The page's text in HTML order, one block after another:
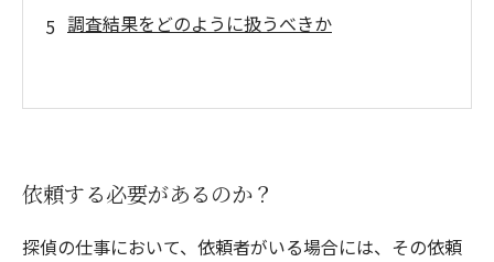
調査結果をどのように扱うべきか
依頼する必要があるのか？
探偵の仕事において、依頼者がいる場合には、その依頼